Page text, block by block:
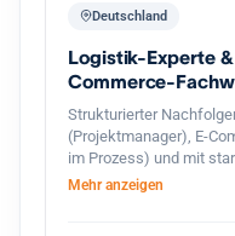
Deutschland
Logistik-Experte
Commerce-
Shop
Strukturierter
(Projektmanager), E-
im Prozess) und mit
Unterstützung, sucht
Mehr anzeigen